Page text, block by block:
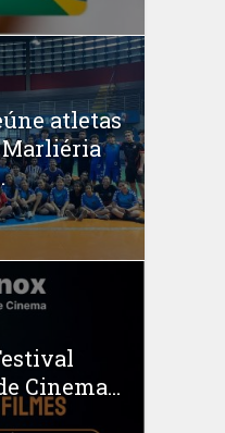
atletas
Marliéria
Cinema...